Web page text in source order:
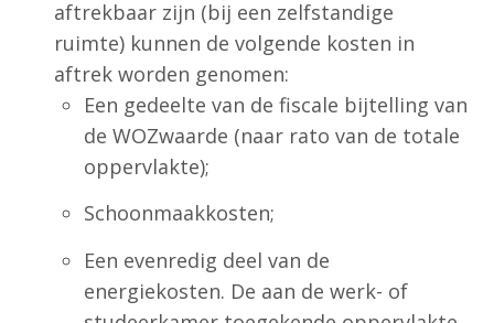
aftrekbaar zijn (bij een zelfstandige
ruimte) kunnen de volgende kosten in
aftrek worden genomen:
Een gedeelte van de fiscale bijtelling van
de WOZwaarde (naar rato van de totale
oppervlakte);
Schoonmaakkosten;
Een evenredig deel van de
energiekosten. De aan de werk- of